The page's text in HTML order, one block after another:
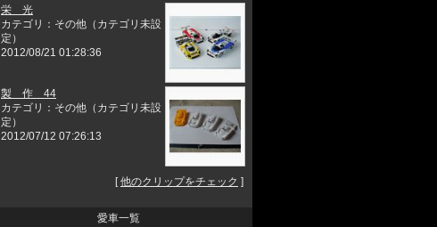
栄 光
カテゴリ：その他（カテゴリ未設
定）
2012/08/21 01:28:36
製 作 44
カテゴリ：その他（カテゴリ未設
定）
2012/07/12 07:26:13
[他のクリップをチェック ]
愛車一覧